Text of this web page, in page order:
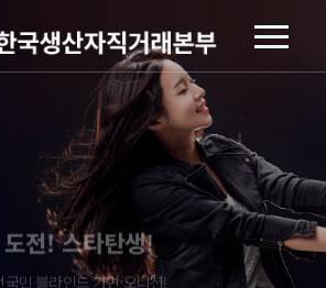
머니애드
우리동네 멀티 플랫폼!
돌아가는 이야기를 전합니다.
도전! 스타탄생!
전국민 블라인드 가면 오디션!
당신도 스타가 될 수 있습니다.
DESIGN CUSTOM
MDC 나만의 티셔츠 제작!
신만의 브랜드를 만들어보세요
머니애드
우리동네 멀티 플랫폼!
돌아가는 이야기를 전합니다.
도전! 스타탄생!
전국민 블라인드 가면 오디션!
당신도 스타가 될 수 있습니다.
DESIGN CUSTOM
MDC 나만의 티셔츠 제작!
신만의 브랜드를 만들어보세요
머니애드
우리동네 멀티 플랫폼!
돌아가는 이야기를 전합니다.
도전! 스타탄생!
전국민 블라인드 가면 오디션!
당신도 스타가 될 수 있습니다.
DESIGN CUSTOM
MDC 나만의 티셔츠 제작!
신만의 브랜드를 만들어보세요